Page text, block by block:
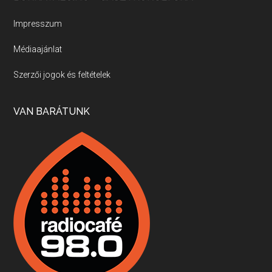
Villány, kékfrankos, Jackfall
Apr 17, 2026 • 00:35:38
Boston, teadélután, bab és homár
Apr 9, 2026 • 00:37:17
Fermentáljunk, a testünk meghálálja!
Apr 3, 2026 • 00:36:07
Impresszum
Médiaajánlat
Szerzői jogok és feltételek
VAN BARÁTUNK